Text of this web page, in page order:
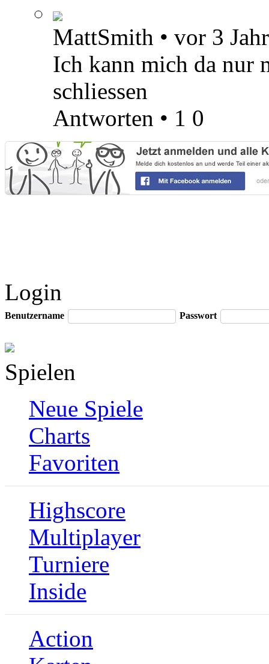
MattSmith • vor 3
Ich kann mich da nur
schliessen
Antworten • 1 0
Login
Benutzername Passwort
Spielen
Neue Spiele
Charts
Favoriten
Highscore
Multiplayer
Turniere
Inside
Action